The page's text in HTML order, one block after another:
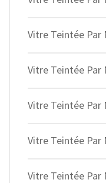
Vitre Teintée Par
Vitre Teintée Par
Vitre Teintée Par
Vitre Teintée
Vitre Teintée Par